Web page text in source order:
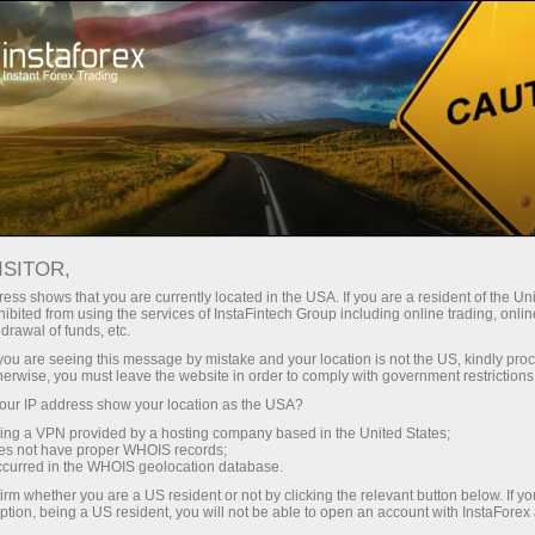
Com a InstaForex, você obtém
realmente competitivas:
alavancagem de até 1:5000,
alguns dos melhores spreads e
comissões do mercado, e
condições vantajosas para
negociar ações e índices.
Spreads mínimos — lucro máximo
Bônus de 30%
para cada depósito
Velocidade
no trading e na estrada
shows that you are currently located in the USA. If you are a resident of the
from using the services of InstaFintech Group including online trading,
of funds, etc.
are seeing this message by mistake and your location is not the US, kindly
you must leave the website in order to comply with government
IP address show your location as the USA?
a VPN provided by a hosting company based in the United States;
not have proper WHOIS records;
in the WHOIS geolocation database.
whether you are a US resident or not by clicking the relevant button below. If
being a US resident, you will not be able to open an account with InstaForex